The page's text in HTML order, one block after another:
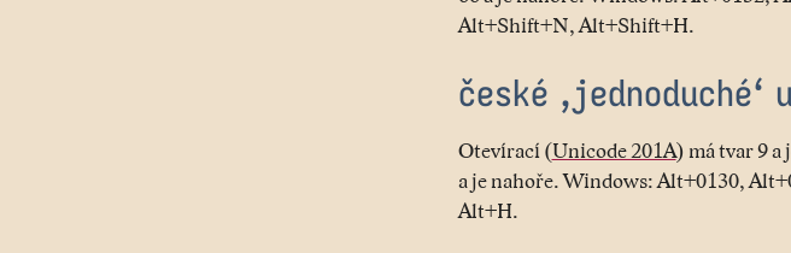
Alt+Shift+N, Alt+Shift+H.
české ‚jednoduché‘
Otevírací (Unicode 201A) má tvar 9 a
a je nahoře. Windows: Alt+0130,
Alt+H.